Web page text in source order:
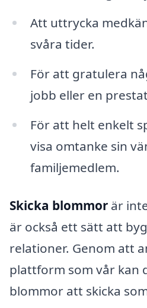
Att uttrycka
svåra tider.
För att gratulera
jobb eller en
För att helt enkelt
visa omtanke sin
familjemedlem.
Skicka blommor är
är också ett sätt att
relationer. Genom att
plattform som vår kan
blommor att skicka